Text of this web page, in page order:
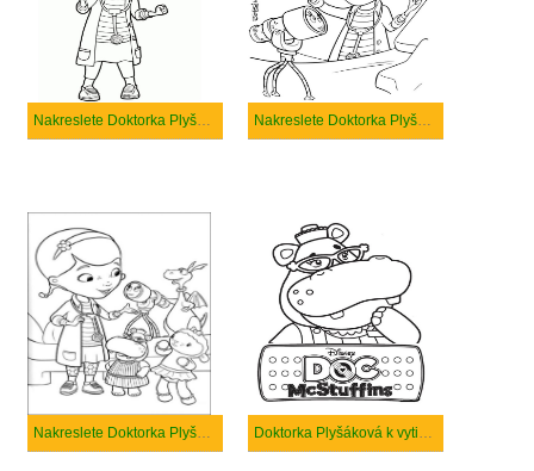
Nakreslete Doktorka Plyšáková velmi snadný Nakreslete Doktorka Plyšáková velmi základní
Nakreslete Doktorka Plyšáková snadný Doktorka Plyšáková k vytisknutí zdarma